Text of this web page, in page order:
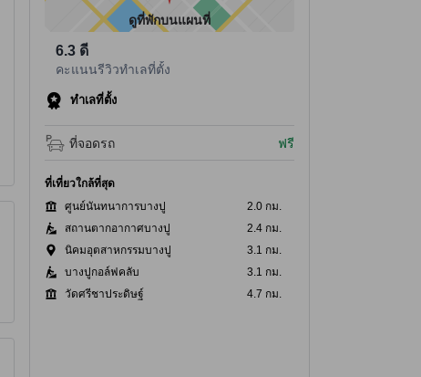
ดูที่พักบนแผนที่
6.3 ดี
คะแนนรีวิวทำเลที่ตั้ง
ทำเลที่ตั้ง
ที่จอดรถ ฟรี
ที่เที่ยวใกล้ที่สุด
ศูนย์นันทนาการบางปู
2.0 กม.
สถานตากอากาศบางปู
2.4 กม.
นิคมอุตสาหกรรมบางปู
3.1 กม.
บางปูกอล์ฟคลับ
3.1 กม.
วัดศรีชาประดิษฐ์
4.7 กม.